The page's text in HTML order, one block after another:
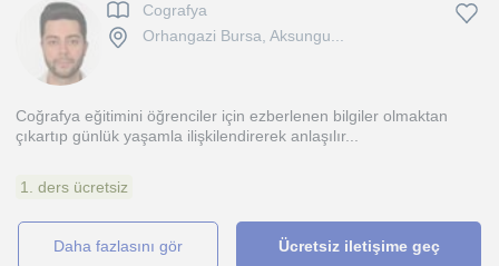
Cografya
Orhangazi Bursa, Aksungu...
Coğrafya eğitimini öğrenciler için ezberlenen bilgiler olmaktan
çıkartıp günlük yaşamla ilişkilendirerek anlaşılır...
1. ders ücretsiz
daha fazlasını gör Ücretsiz iletişime geç